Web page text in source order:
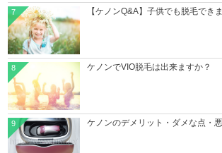
【ケノンQ&A】子供でも脱毛でき
7
ケノンでVIO脱毛は出来ますか？
8
ケノンのデメリット・ダメな点・
9